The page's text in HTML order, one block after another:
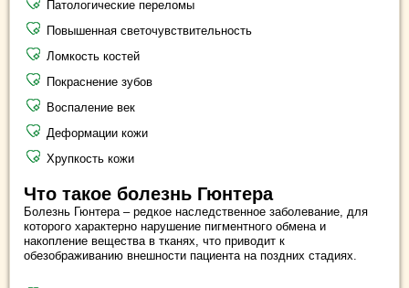
Патологические переломы
Повышенная светочувствительность
Ломкость костей
Покраснение зубов
Воспаление век
Деформации кожи
Хрупкость кожи
Что такое болезнь Гюнтера
Болезнь Гюнтера – редкое наследственное заболевание, для
которого характерно нарушение пигментного обмена и
накопление вещества в тканях, что приводит к
обезображиванию внешности пациента на поздних стадиях.